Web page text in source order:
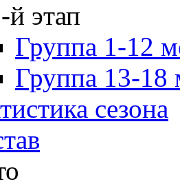
й этап
Группа 1-12
Группа 13-18
сезона